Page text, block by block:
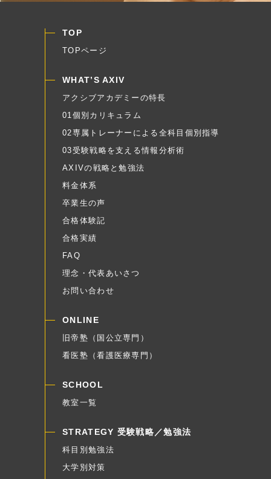
TOP
TOPページ
WHAT’S AXIV
アクシブアカデミーの特長
01個別カリキュラム
02専属トレーナーによる全科目個別指導
03受験戦略を支える情報分析術
AXIVの戦略と勉強法
料金体系
卒業生の声
合格体験記
合格実績
FAQ
理念・代表あいさつ
お問い合わせ
ONLINE
旧帝塾（国公立専門）
看医塾（看護医療専門）
SCHOOL
教室一覧
STRATEGY 受験戦略／勉強法
科目別勉強法
大学別対策